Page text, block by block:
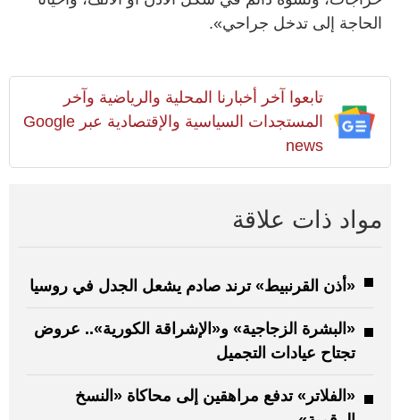
الحاجة إلى تدخل جراحي».
تابعوا آخر أخبارنا المحلية والرياضية وآخر
المستجدات السياسية والإقتصادية عبر Google
news
مواد ذات علاقة
«أذن القرنبيط» ترند صادم يشعل الجدل في روسيا
«البشرة الزجاجية» و«الإشراقة الكورية».. عروض
تجتاح عيادات التجميل
«الفلاتر» تدفع مراهقين إلى محاكاة «النسخ